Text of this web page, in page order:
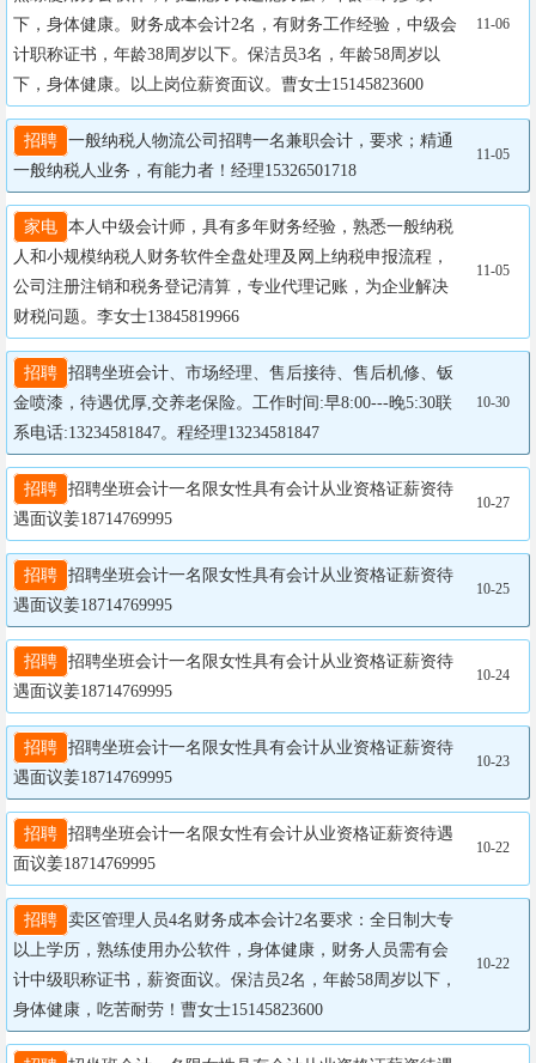
下，身体健康。财务成本会计2名，有财务工作经验，中级会
计职称证书，年龄38周岁以下。保洁员3名，年龄58周岁以
下，身体健康。以上岗位薪资面议。曹女士15145823600
11-06
招聘 一般纳税人物流公司招聘一名兼职会计，要求；精通
一般纳税人业务，有能力者！经理15326501718
11-05
家电 本人中级会计师，具有多年财务经验，熟悉一般纳税
人和小规模纳税人财务软件全盘处理及网上纳税申报流程，
公司注册注销和税务登记清算，专业代理记账，为企业解决
财税问题。李女士13845819966
11-05
招聘 招聘坐班会计、市场经理、售后接待、售后机修、钣
金喷漆，待遇优厚,交养老保险。工作时间:早8:00---晚5:30联
系电话:13234581847。程经理13234581847
10-30
招聘 招聘坐班会计一名限女性具有会计从业资格证薪资待
遇面议姜18714769995
10-27
招聘 招聘坐班会计一名限女性具有会计从业资格证薪资待
遇面议姜18714769995
10-25
招聘 招聘坐班会计一名限女性具有会计从业资格证薪资待
遇面议姜18714769995
10-24
招聘 招聘坐班会计一名限女性具有会计从业资格证薪资待
遇面议姜18714769995
10-23
招聘 招聘坐班会计一名限女性有会计从业资格证薪资待遇
面议姜18714769995
10-22
招聘 卖区管理人员4名财务成本会计2名要求：全日制大专
以上学历，熟练使用办公软件，身体健康，财务人员需有会
计中级职称证书，薪资面议。保洁员2名，年龄58周岁以下，
身体健康，吃苦耐劳！曹女士15145823600
10-22